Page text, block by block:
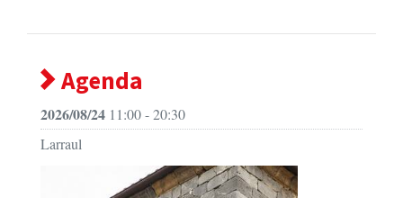
Agenda
2026/08/24 11:00 - 20:30
Larraul